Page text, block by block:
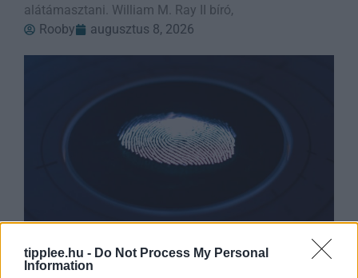
tipplee.hu - Do Not Process My Personal
Information
alátámasztani. William M. Ray II bíró,
Rooby
augusztus 8, 2026
Adatmentes Útlevél Nélkül: Az EU